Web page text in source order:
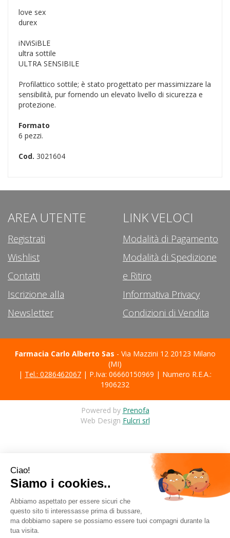
love sex
durex
iNViSiBLE
ultra sottile
ULTRA SENSIBILE
Profilattico sottile; è stato progettato per massimizzare la
sensibilità, pur fornendo un elevato livello di sicurezza e
protezione.
Formato
6 pezzi.
Cod. 3021604
AREA UTENTE
Registrati
Wishlist
Contatti
Iscrizione alla
Newsletter
LINK VELOCI
Modalità di Pagamento
Modalità di Spedizione
e Ritiro
Informativa Privacy
Condizioni di Vendita
Farmacia Carlo Alberto Sas - Via Mazzini 12 20123 Milano
(MI)
| Tel.: 0286462067 | P.Iva: 06660150969 | Numero R.E.A.:
1906232
Powered by Prenofa
Web Design Fulcri srl